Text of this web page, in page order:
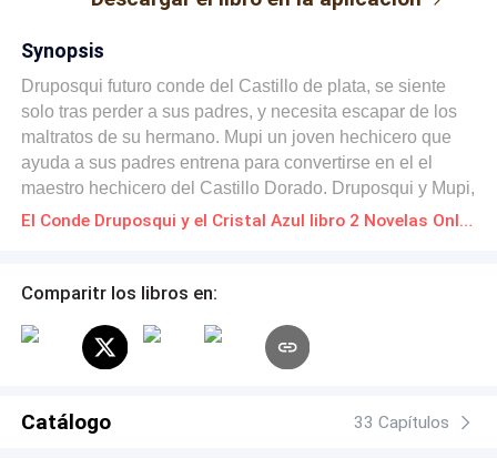
Synopsis
Druposqui futuro conde del Castillo de plata, se siente
solo tras perder a sus padres, y necesita escapar de los
maltratos de su hermano. Mupi un joven hechicero que
ayuda a sus padres entrena para convertirse en el el
maestro hechicero del Castillo Dorado. Druposqui y Mupi,
se encuentra y entabla una amistad que dura años
¿Podrá el tiempo y la distancia separar a dos hermanos
la ambición? Descubre todo esto y más en esta fantástica
El Conde Druposqui y el Cristal Azul libro 2 Novelas Online Descarga gratuita de PDF
Comparitr los libros en:
Catálogo 33 Capítulos